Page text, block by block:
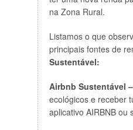
na Zona Rural.
Listamos o que
principais fontes de
Sustentável:
Airbnb Sustentável –
ecológicos e receber
aplicativo AIRBNB ou